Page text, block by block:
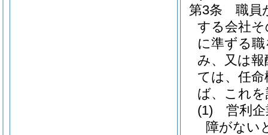
第3条
職員
する会社
に準ずる
み、又は
ては、任
ば、これ
(1)
営利
障がない